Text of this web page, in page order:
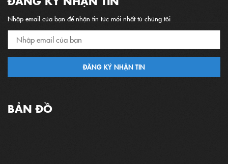
Nhập email của bạn để nhận tin tức mới nhất từ chúng tôi
ĐĂNG KÝ NHẬN TIN
BẢN ĐỒ